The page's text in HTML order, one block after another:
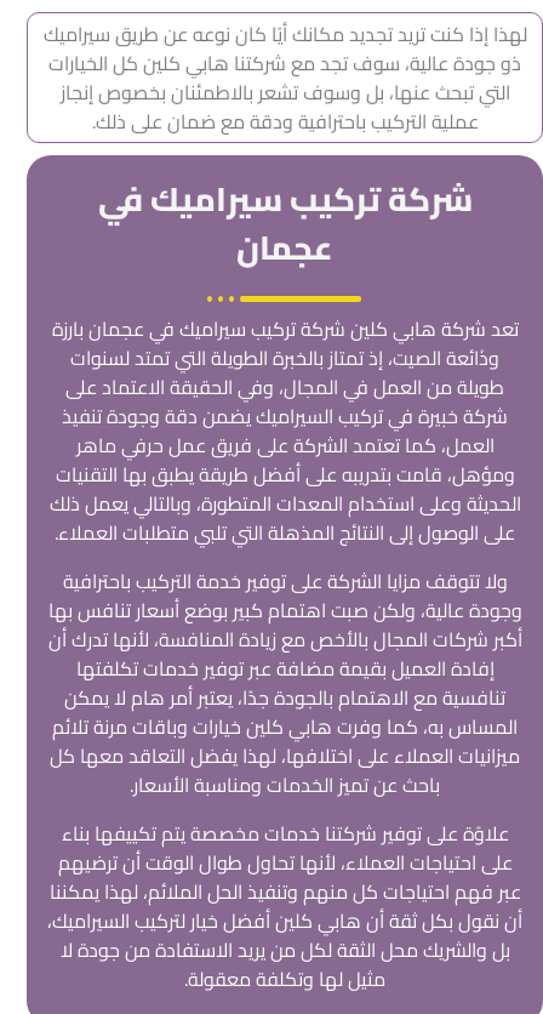
لهذا إذا كنت تريد تجديد مكانك أيًا كان نوعه عن طريق سيراميك
ذو جودة عالية، سوف تجد مع شركتنا هابي كلين كل الخيارات
التي تبحث عنها، بل وسوف تشعر بالاطمئنان بخصوص إنجاز
عملية التركيب باحترافية ودقة مع ضمان على ذلك.
شركة تركيب سيراميك في
عجمان
تعد شركة هابي كلين شركة تركيب سيراميك في عجمان بارزة
وذَائعة الصيت، إذ تمتاز بالخبرة الطويلة التي تمتد لسنوات
طويلة من العمل في المجال، وفي الحقيقة الاعتماد على
شركة خبيرة في تركيب السيراميك يضمن دقة وجودة تنفيذ
العمل، كما تعتمد الشركة على فريق عمل حرفي ماهر
ومؤهل، قامت بتدريبه على أفضل طريقة يطبق بها التقنيات
الحديثة وعلى استخدام المعدات المتطورة، وبالتالي يعمل ذلك
على الوصول إلى النتائج المذهلة التي تلبي متطلبات العملاء.
ولا تتوقف مزايا الشركة على توفير خدمة التركيب باحترافية
وجودة عالية، ولكن صبت اهتمام كبير بوضع أسعار تنافس بها
أكبر شركات المجال بالأخص مع زيادة المنافسة، لأنها تدرك أن
إفادة العميل بقيمة مضافة عبر توفير خدمات تكلفتها
تنافسية مع الاهتمام بالجودة جدًا، يعتبر أمر هام لا يمكن
المساس به، كما وفرت هابي كلين خيارات وباقات مرنة تلائم
ميزانيات العملاء على اختلافها، لهذا يفضل التعاقد معها كل
باحث عن تميز الخدمات ومناسبة الأسعار.
علاوًة على توفير شركتنا خدمات مخصصة يتم تكييفها بناء
على احتياجات العملاء، لأنها تحاول طوال الوقت أن ترضيهم
عبر فهم احتياجات كل منهم وتنفيذ الحل الملائم، لهذا يمكننا
أن نقول بكل ثقة أن هابي كلين أفضل خيار لتركيب السيراميك،
بل والشريك محل الثقة لكل من يريد الاستفادة من جودة لا
مثيل لها وتكلفة معقولة.